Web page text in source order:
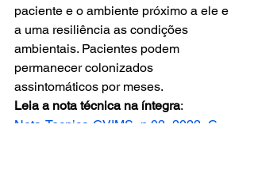
paciente e o ambiente próximo a ele e
a uma resiliência as condições
ambientais. Pacientes podem
permanecer colonizados
assintomáticos por meses.
Leia a nota técnica na íntegra:
Nota-Tecnica-GVIMS_n.02_2022_C.-